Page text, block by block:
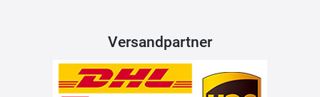
Versandpartner